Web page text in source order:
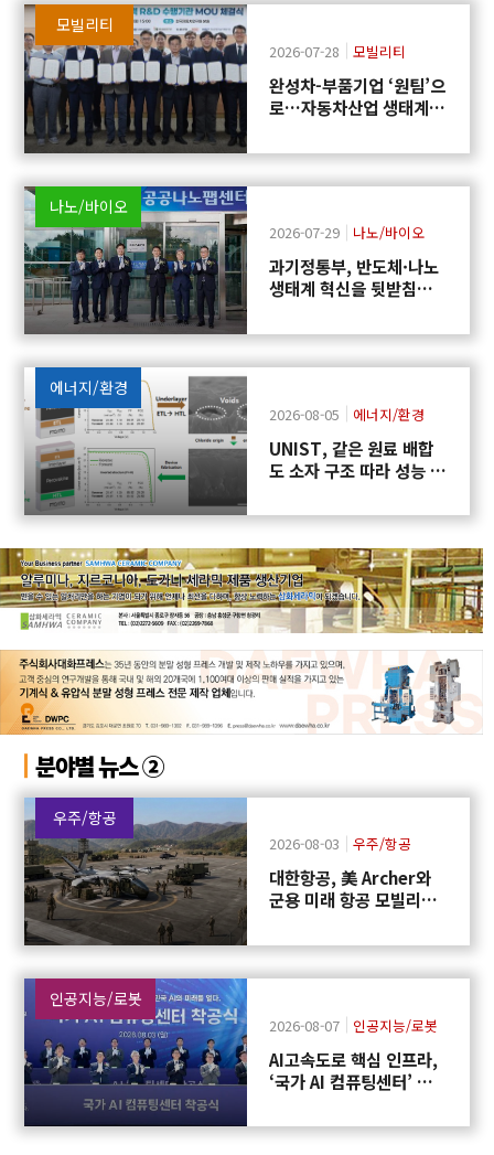
모빌리티
2026-07-28 모빌리티
완성차-부품기업 ‘원팀’으
로…자동차산업 생태계
나노/바이오
2026-07-29 나노/바이오
과기정통부, 반도체·나노
생태계 혁신을 뒷받침하
출범
에너지/환경
2026-08-05 에너지/환경
UNIST, 같은 원료 배합
도 소자 구조 따라 성능 달
분야별 뉴스 ②
우주/항공
2026-08-03 우주/항공
대한항공, 美 Archer와
군용 미래 항공 모빌리티
인공지능/로봇
2026-08-07 인공지능/로봇
AI고속도로 핵심 인프라,
‘국가 AI 컴퓨팅센터’ 구